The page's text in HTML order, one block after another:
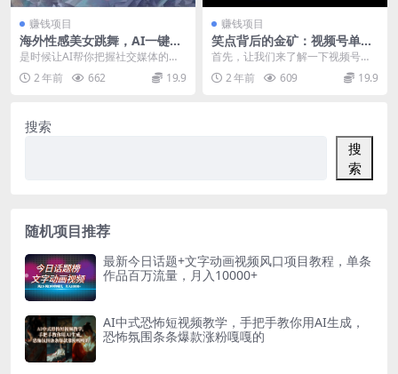
赚钱项目
海外性感美女跳舞，AI一键生
成，野路子玩法，无脑搬运，
是时候让AI帮你把握社交媒体的节
奏了！想象一下，把时下最火的海
外美女跳舞视频画风...
2 年前 662 19.9
赚钱项目
笑点背后的金矿：视频号单日
变现200+，你也可以
首先，让我们来了解一下视频号。
视频号是腾讯微信内部的一个功能
组件，它已经与腾讯的...
2 年前 609 19.9
搜索
搜
索
随机项目推荐
最新今日话题+文字动画视频风口项目教程，单条
作品百万流量，月入10000+
AI中式恐怖短视频教学，手把手教你用AI生成，
恐怖氛围条条爆款涨粉嘎嘎的